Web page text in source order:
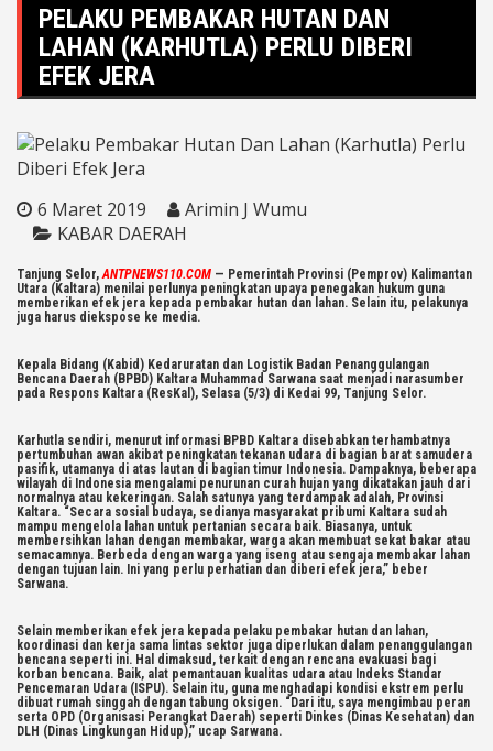
PELAKU PEMBAKAR HUTAN DAN
LAHAN (KARHUTLA) PERLU DIBERI
EFEK JERA
6 Maret 2019
Arimin J Wumu
KABAR DAERAH
Tanjung Selor,ANTPNEWS110.COM — Pemerintah Provinsi (Pemprov) Kalimantan
Utara (Kaltara) menilai perlunya peningkatan upaya penegakan hukum guna
memberikan efek jera kepada pembakar hutan dan lahan. Selain itu, pelakunya
juga harus diekspose ke media.
Kepala Bidang (Kabid) Kedaruratan dan Logistik Badan Penanggulangan
Bencana Daerah (BPBD) Kaltara Muhammad Sarwana saat menjadi narasumber
pada Respons Kaltara (ResKal), Selasa (5/3) di Kedai 99, Tanjung Selor.
Karhutla sendiri, menurut informasi BPBD Kaltara disebabkan terhambatnya
pertumbuhan awan akibat peningkatan tekanan udara di bagian barat samudera
pasifik, utamanya di atas lautan di bagian timur Indonesia. Dampaknya, beberapa
wilayah di Indonesia mengalami penurunan curah hujan yang dikatakan jauh dari
normalnya atau kekeringan. Salah satunya yang terdampak adalah, Provinsi
Kaltara. “Secara sosial budaya, sedianya masyarakat pribumi Kaltara sudah
mampu mengelola lahan untuk pertanian secara baik. Biasanya, untuk
membersihkan lahan dengan membakar, warga akan membuat sekat bakar atau
semacamnya. Berbeda dengan warga yang iseng atau sengaja membakar lahan
dengan tujuan lain. Ini yang perlu perhatian dan diberi efek jera,” beber
Sarwana.
Selain memberikan efek jera kepada pelaku pembakar hutan dan lahan,
koordinasi dan kerja sama lintas sektor juga diperlukan dalam penanggulangan
bencana seperti ini. Hal dimaksud, terkait dengan rencana evakuasi bagi
korban bencana. Baik, alat pemantauan kualitas udara atau Indeks Standar
Pencemaran Udara (ISPU). Selain itu, guna menghadapi kondisi ekstrem perlu
dibuat rumah singgah dengan tabung oksigen. “Dari itu, saya mengimbau peran
serta OPD (Organisasi Perangkat Daerah) seperti Dinkes (Dinas Kesehatan) dan
DLH (Dinas Lingkungan Hidup),” ucap Sarwana.